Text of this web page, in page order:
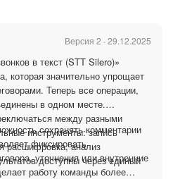
формата записи
записан ли звонок в
(разные каналы для
обрабатывает оба
Сотрудники могут оставлять
в CRM. Это делает
коллеги видят контекст
что снижает риск
Версия 2 · 29.12.2025
в текст (STT Silero)»
которая значительно упрощает
Теперь все операции,
в одном месте.
между разными
инструменты: запись
расшифровка, анализ
доступны через единый
сохранять комментарии
фиксировать
уточнения или внутренние
работу команды более